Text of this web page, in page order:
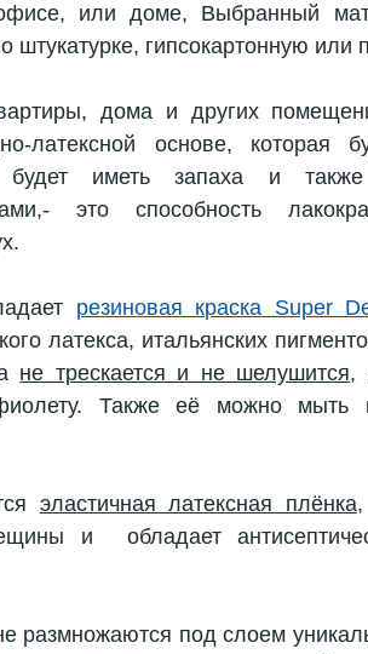
или доме, Выбранный
штукатурке, гипсокартонную или
латексной основе, которая
иметь запаха и
это способность
резиновая краска Super
латекса, итальянских
не трескается и не шелушится,
Также её можно
эластичная латексная плёнка,
и  обладает
размножаются под слоем